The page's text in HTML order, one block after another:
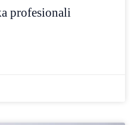
profesionali